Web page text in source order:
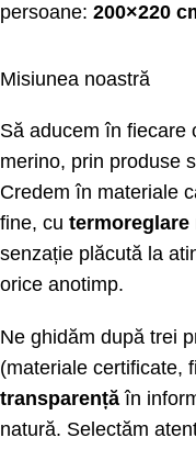
persoane: 200×220
Misiunea noastră
Să aducem în fiecare
merino, prin produse
Credem în materiale
fine, cu termoreglare
senzație plăcută la
orice anotimp.
Ne ghidăm după trei
(materiale certificate,
transparență în
natură. Selectăm